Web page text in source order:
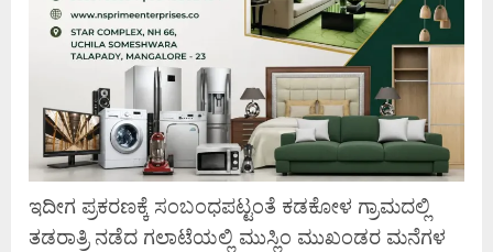
ಇದೀಗ ಪ್ರಕರಣಕ್ಕೆ ಸಂಬಂಧಪಟ್ಟಂತೆ ಕಡಕೋಳ ಗ್ರಾಮದಲ್ಲಿ
ತಡರಾತ್ರಿ ನಡೆದ ಗಲಾಟೆಯಲ್ಲಿ ಮುಸ್ಲಿಂ ಮುಖಂಡರ ಮನೆಗಳ